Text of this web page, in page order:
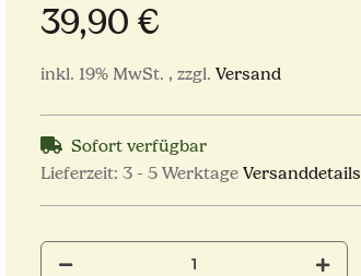
39,90 €
inkl. 19% MwSt. , zzgl. Versand
Sofort verfügbar
Lieferzeit: 3 - 5 Werktage Versanddetails